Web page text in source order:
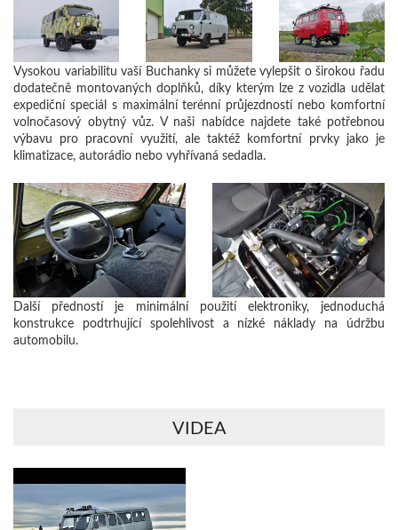
Vysokou variabilitu vaší Buchanky si můžete vylepšit o širokou řadu
dodatečně montovaných doplňků, díky kterým lze z vozidla udělat
expediční speciál s maximální terénní průjezdností nebo komfortní
volnočasový obytný vůz. V naši nabídce najdete také potřebnou
výbavu pro pracovní využití, ale taktéž komfortní prvky jako je
klimatizace, autorádio nebo vyhřívaná sedadla.
Další předností je minimální použití elektroniky, jednoduchá
konstrukce podtrhující spolehlivost a nízké náklady na údržbu
automobilu.
VIDEA